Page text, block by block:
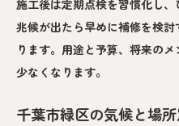
施工後は定期点検を習慣化し
兆候が出たら早めに補修を検
ります。用途と予算、将来の
少なくなります。
千葉市緑区の気候と場